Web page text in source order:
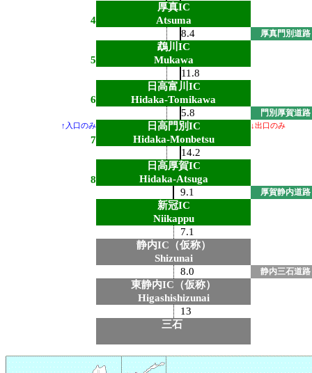
厚真IC
4
Atsuma
8.4
厚真門別道路
鵡川IC
5
Mukawa
11.8
日高富川IC
6
Hidaka-Tomikawa
5.8
門別厚賀道路
↑入口のみ 日高門別IC ↓出口のみ
7
Hidaka-Monbetsu
14.2
日高厚賀IC
8
Hidaka-Atsuga
9.1
厚賀静内道路
新冠IC
Niikappu
7.1
静内IC（仮称）
Shizunai
8.0
静内三石道路
東静内IC（仮称）
Higashishizunai
13
三石